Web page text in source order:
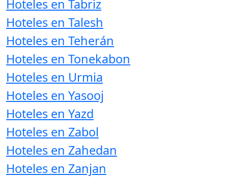
Hoteles en Tabriz
Hoteles en Talesh
Hoteles en Teherán
Hoteles en Tonekabon
Hoteles en Urmia
Hoteles en Yasooj
Hoteles en Yazd
Hoteles en Zabol
Hoteles en Zahedan
Hoteles en Zanjan